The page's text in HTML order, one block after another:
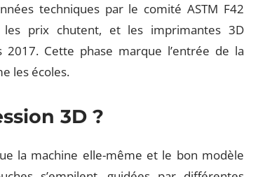
techniques par le comité ASTM F42
prix chutent, et les imprimantes 3D
Cette phase marque l’entrée de la
les écoles.
3D ?
la machine elle-même et le bon modèle